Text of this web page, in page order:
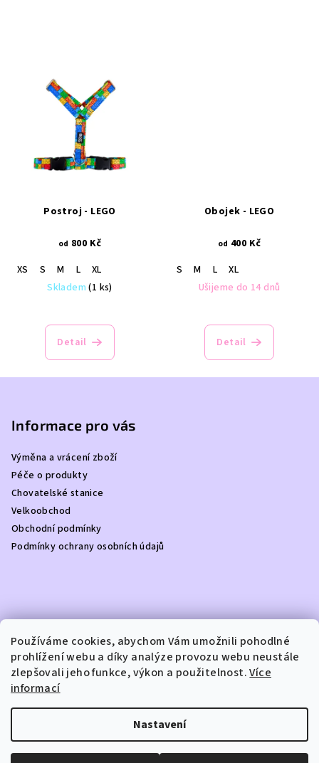
Používáme cookies, abychom Vám umožnili pohodlné
prohlížení webu a díky analýze provozu webu neustále
zlepšovali jeho funkce, výkon a použitelnost.Více
informací
Nastavení
Postroj - LEGO
od 800 Kč
XS
S M L
XL
Skladem(1 ks)
Detail
Obojek - LEGO
od 400 Kč
S
M L
XL
Ušijeme do 14 dnů
Detail
Informace pro vás
Výměna a vrácení zboží
Péče o produkty
Chovatelské stanice
Velkoobchod
Obchodní podmínky
Podmínky ochrany osobních údajů
Kontakt
info @dottydoggie.cz
+420739459984
DOTTY DOGGIE